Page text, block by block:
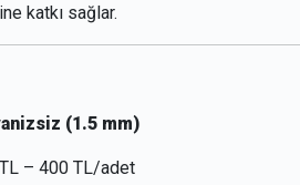
katkı sağlar.
(1.5 mm)
– 400 TL/adet